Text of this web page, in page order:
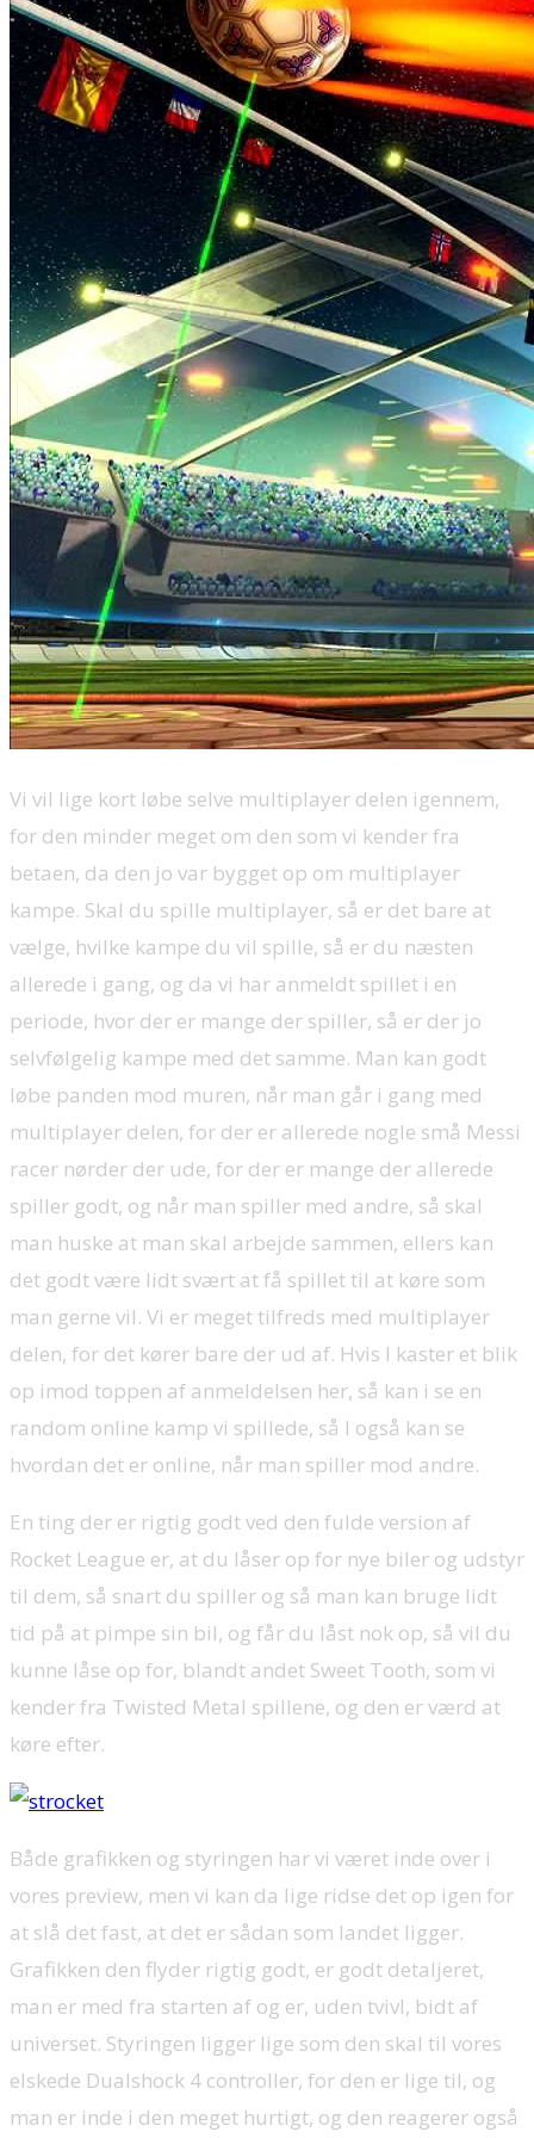
Vi vil lige kort løbe selve multiplayer delen igennem,
for den minder meget om den som vi kender fra
betaen, da den jo var bygget op om multiplayer
kampe. Skal du spille multiplayer, så er det bare at
vælge, hvilke kampe du vil spille, så er du næsten
allerede i gang, og da vi har anmeldt spillet i en
periode, hvor der er mange der spiller, så er der jo
selvfølgelig kampe med det samme. Man kan godt
løbe panden mod muren, når man går i gang med
multiplayer delen, for der er allerede nogle små Messi
racer nørder der ude, for der er mange der allerede
spiller godt, og når man spiller med andre, så skal
man huske at man skal arbejde sammen, ellers kan
det godt være lidt svært at få spillet til at køre som
man gerne vil. Vi er meget tilfreds med multiplayer
delen, for det kører bare der ud af. Hvis I kaster et blik
op imod toppen af anmeldelsen her, så kan i se en
random online kamp vi spillede, så I også kan se
hvordan det er online, når man spiller mod andre.
En ting der er rigtig godt ved den fulde version af
Rocket League er, at du låser op for nye biler og udstyr
til dem, så snart du spiller og så man kan bruge lidt
tid på at pimpe sin bil, og får du låst nok op, så vil du
kunne låse op for, blandt andet Sweet Tooth, som vi
kender fra Twisted Metal spillene, og den er værd at
køre efter.
Både grafikken og styringen har vi været inde over i
vores preview, men vi kan da lige ridse det op igen for
at slå det fast, at det er sådan som landet ligger.
Grafikken den flyder rigtig godt, er godt detaljeret,
man er med fra starten af og er, uden tvivl, bidt af
universet. Styringen ligger lige som den skal til vores
elskede Dualshock 4 controller, for den er lige til, og
man er inde i den meget hurtigt, og den reagerer også